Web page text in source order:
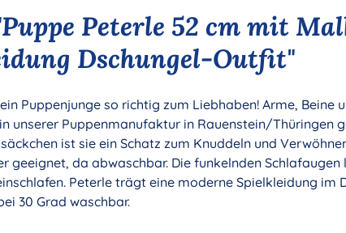
Peterle 52 cm mit
Dschungel-Outfit"
Puppenjunge so richtig zum Liebhaben! Arme, Beine
unserer Puppenmanufaktur in Rauenstein/Thüringen
ist sie ein Schatz zum Knuddeln und
da abwaschbar. Die funkelnden Schlafaugen
Peterle trägt eine moderne Spielkleidung im
30 Grad waschbar.